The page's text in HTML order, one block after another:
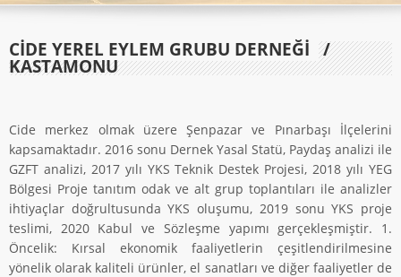
CİDE YEREL EYLEM GRUBU DERNEĞİ /
KASTAMONU
Cide merkez olmak üzere Şenpazar ve Pınarbaşı İlçelerini
kapsamaktadır. 2016 sonu Dernek Yasal Statü, Paydaş analizi ile
GZFT analizi, 2017 yılı YKS Teknik Destek Projesi, 2018 yılı YEG
Bölgesi Proje tanıtım odak ve alt grup toplantıları ile analizler
ihtiyaçlar doğrultusunda YKS oluşumu, 2019 sonu YKS proje
teslimi, 2020 Kabul ve Sözleşme yapımı gerçekleşmiştir. 1.
Öncelik: Kırsal ekonomik faaliyetlerin çeşitlendirilmesine
yönelik olarak kaliteli ürünler, el sanatları ve diğer faaliyetler de